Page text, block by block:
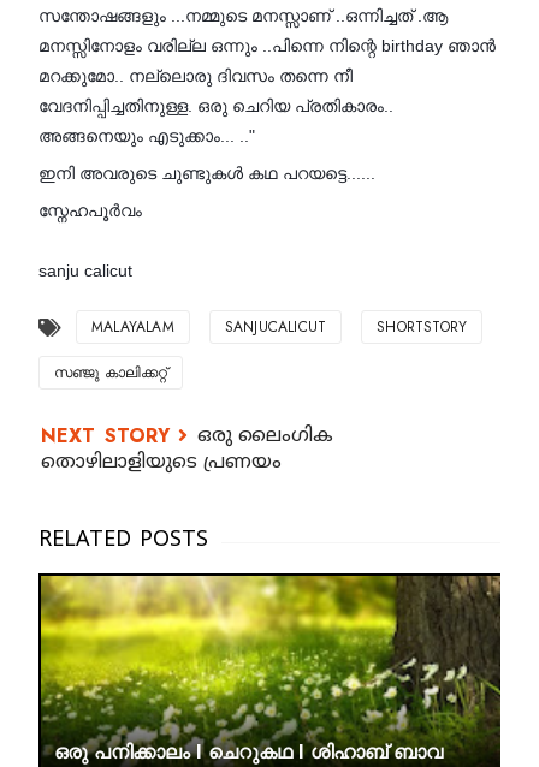
സന്തോഷങ്ങളും ...നമ്മുടെ മനസ്സാണ് ..ഒന്നിച്ചത് .ആ
മനസ്സിനോളം വരില്ല ഒന്നും ..പിന്നെ നിന്റെ birthday ഞാൻ
മറക്കുമോ.. നല്ലൊരു ദിവസം തന്നെ നീ
വേദനിപ്പിച്ചതിനുള്ള. ഒരു ചെറിയ പ്രതികാരം..
അങ്ങനെയും എടുക്കാം... .."
ഇനി അവരുടെ ചുണ്ടുകൾ കഥ പറയട്ടെ......
സ്നേഹപൂർവം
sanju calicut
MALAYALAM SANJUCALICUT SHORTSTORY
സഞ്ജു കാലിക്കറ്റ്
ഒരു ലൈംഗിക
തൊഴിലാളിയുടെ പ്രണയം
ഒരു പനിക്കാലം I ചെറുകഥ I ശിഹാബ് ബാവ